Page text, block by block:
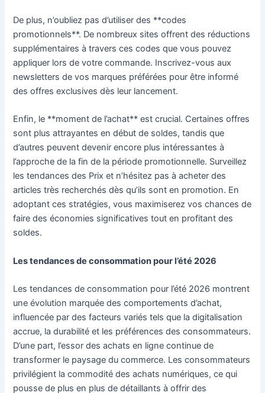
De plus, n’oubliez pas d’utiliser des **codes
promotionnels**. De nombreux sites offrent des réductions
supplémentaires à travers ces codes que vous pouvez
appliquer lors de votre commande. Inscrivez-vous aux
newsletters de vos marques préférées pour être informé
des offres exclusives dès leur lancement.
Enfin, le **moment de l’achat** est crucial. Certaines offres
sont plus attrayantes en début de soldes, tandis que
d’autres peuvent devenir encore plus intéressantes à
l’approche de la fin de la période promotionnelle. Surveillez
les tendances des Prix et n’hésitez pas à acheter des
articles très recherchés dès qu’ils sont en promotion. En
adoptant ces stratégies, vous maximiserez vos chances de
faire des économies significatives tout en profitant des
soldes.
Les tendances de consommation pour l’été 2026
Les tendances de consommation pour l’été 2026 montrent
une évolution marquée des comportements d’achat,
influencée par des facteurs variés tels que la digitalisation
accrue, la durabilité et les préférences des consommateurs.
D’une part, l’essor des achats en ligne continue de
transformer le paysage du commerce. Les consommateurs
privilégient la commodité des achats numériques, ce qui
pousse de plus en plus de détaillants à offrir des